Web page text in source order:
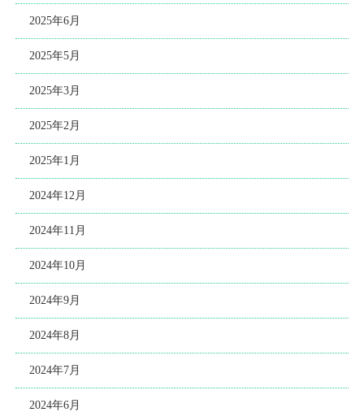
2025年6月
2025年5月
2025年3月
2025年2月
2025年1月
2024年12月
2024年11月
2024年10月
2024年9月
2024年8月
2024年7月
2024年6月